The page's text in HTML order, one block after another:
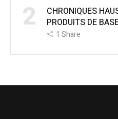
2
CHRONIQUES
PRODUITS DE
1 Share